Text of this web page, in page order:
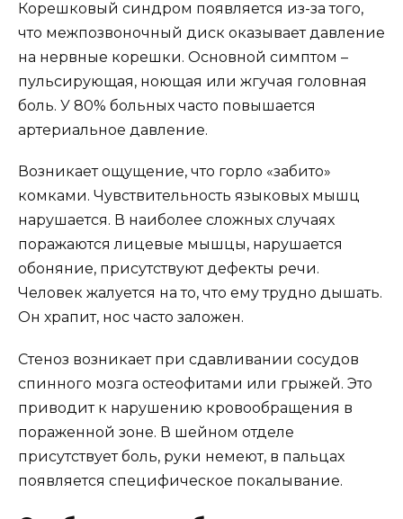
Корешковый синдром появляется из-за того,
что межпозвоночный диск оказывает давление
на нервные корешки. Основной симптом –
пульсирующая, ноющая или жгучая головная
боль. У 80% больных часто повышается
артериальное давление.
Возникает ощущение, что горло «забито»
комками. Чувствительность языковых мышц
нарушается. В наиболее сложных случаях
поражаются лицевые мышцы, нарушается
обоняние, присутствуют дефекты речи.
Человек жалуется на то, что ему трудно дышать.
Он храпит, нос часто заложен.
Стеноз возникает при сдавливании сосудов
спинного мозга остеофитами или грыжей. Это
приводит к нарушению кровообращения в
пораженной зоне. В шейном отделе
присутствует боль, руки немеют, в пальцах
появляется специфическое покалывание.